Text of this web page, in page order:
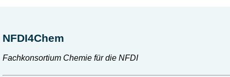
NFDI4Chem
Fachkonsortium Chemie für die NFDI